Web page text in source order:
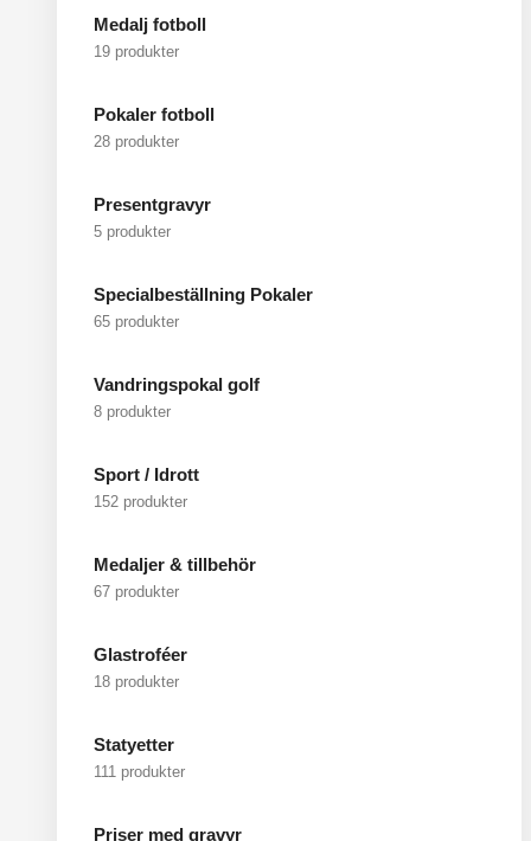
Medalj fotboll
19 produkter
Pokaler fotboll
28 produkter
Presentgravyr
5 produkter
Specialbeställning Pokaler
65 produkter
Vandringspokal golf
8 produkter
Sport / Idrott
152 produkter
Medaljer & tillbehör
67 produkter
Glastroféer
18 produkter
Statyetter
111 produkter
Priser med gravyr